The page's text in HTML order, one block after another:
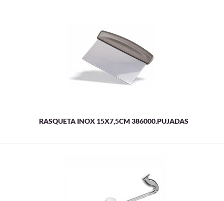
RASQUETA INOX 15X7,5CM 386000.PUJADAS